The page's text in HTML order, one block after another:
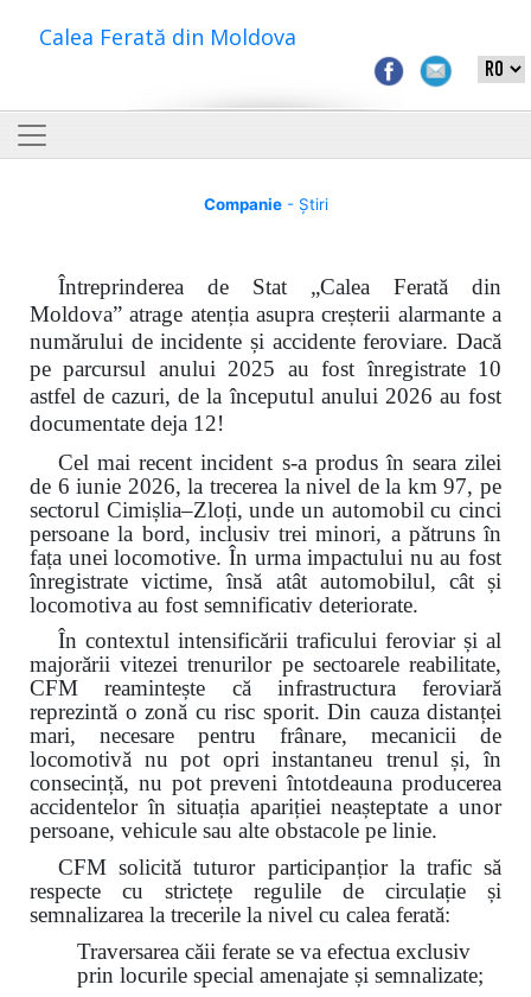
Calea Ferată din Moldova
Companie- Știri
Întreprinderea de Stat „Calea Ferată din
Moldova” atrage atenția asupra creșterii alarmante a
numărului de incidente și accidente feroviare. Dacă
pe parcursul anului 2025 au fost înregistrate 10
astfel de cazuri, de la începutul anului 2026 au fost
documentate deja 12!
Cel mai recent incident s-a produs în seara zilei
de 6 iunie 2026, la trecerea la nivel de la km 97, pe
sectorul Cimișlia–Zloți, unde un automobil cu cinci
persoane la bord, inclusiv trei minori, a pătruns în
fața unei locomotive. În urma impactului nu au fost
înregistrate victime, însă atât automobilul, cât și
locomotiva au fost semnificativ deteriorate.
În contextul intensificării traficului feroviar și al
majorării vitezei trenurilor pe sectoarele reabilitate,
CFM reamintește că infrastructura feroviară
reprezintă o zonă cu risc sporit. Din cauza distanței
mari, necesare pentru frânare, mecanicii de
locomotivă nu pot opri instantaneu trenul și, în
consecință, nu pot preveni întotdeauna producerea
accidentelor în situația apariției neașteptate a unor
persoane, vehicule sau alte obstacole pe linie.
CFM solicită tuturor participanțior la trafic să
respecte cu strictețe regulile de circulație și
semnalizarea la trecerile la nivel cu calea ferată:
Traversarea căii ferate se va efectua exclusiv
prin locurile special amenajate și semnalizate;